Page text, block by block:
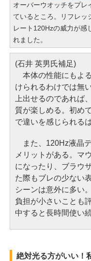
オーバーウオッチをプレ
ているところ。リフレッ
レート120Hzの威力が感
れました。
(石井 英男氏補足)
本体の性能にもよ
けられるわけでは無
上出せるのであれば
質が楽しめる。初め
で違いを感じられる
また、120Hz液晶
メリットがある。マ
になったり、ブラウ
た際もブレの少ない
シーンは意外に多い
負担が小さいことも
中すると長時間使い
絶対光る方がいい！